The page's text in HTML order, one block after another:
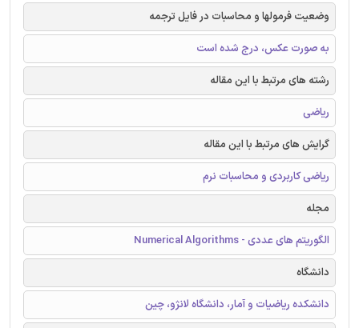
وضعیت فرمولها و محاسبات در فایل ترجمه
به صورت عکس، درج شده است
رشته های مرتبط با این مقاله
ریاضی
گرایش های مرتبط با این مقاله
ریاضی کاربردی و محاسبات نرم
مجله
الگوریتم های عددی - Numerical Algorithms
دانشگاه
دانشکده ریاضیات و آمار، دانشگاه لانژو، چین